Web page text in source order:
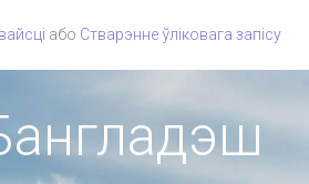
або Стварэнне ўліковага запісу